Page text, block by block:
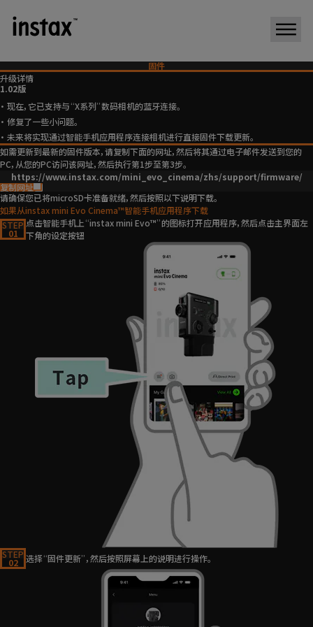
固件
升级详情
1.02版
现在，它已支持与“X系列”数码相机的蓝牙连接。
修复了一些小问题。
未来将实现通过智能手机应用程序连接相机进行直接固件下载更新。
如需更新到最新的固件版本，请复制下面的网址，然后将其通过电子邮件发送到您的
PC，从您的PC访问该网址，然后执行第1步至第3步。
https://www.instax.com/mini_evo_cinema/zhs/support/firmware/
复制网址
请确保您已将microSD卡准备就绪，然后按照以下说明下载。
如果从instax mini Evo Cinema™智能手机应用程序下载
STEP
01
点击智能手机上“instax mini Evo™”的图标打开应用程序，然后点击主界面左
下角的设定按钮
STEP
02 选择“固件更新”，然后按照屏幕上的说明进行操作。